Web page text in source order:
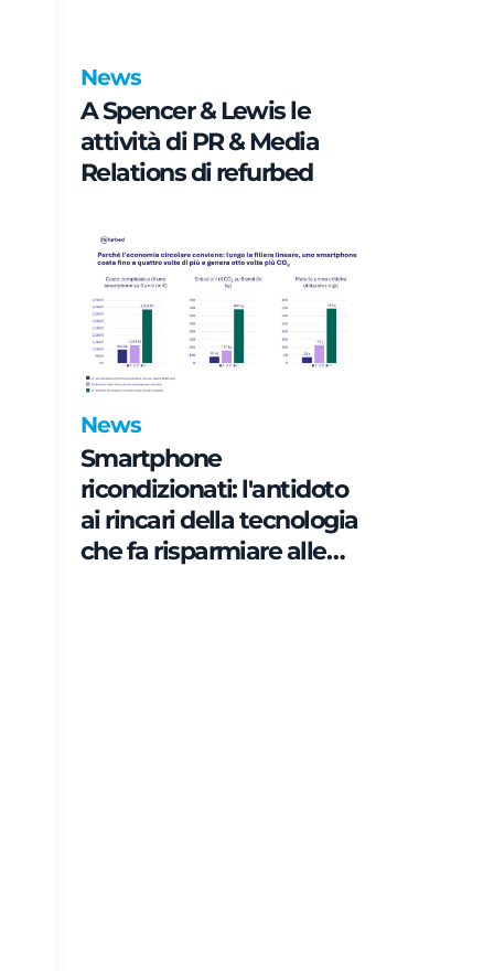
News
A Spencer & Lewis le
attività di PR & Media
Relations di refurbed
News
Smartphone
ricondizionati: l'antidoto
ai rincari della tecnologia
che fa risparmiare alle